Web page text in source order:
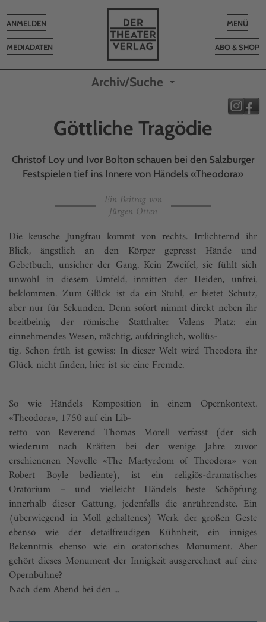
Toggle
MENÜ
ABO & SHOP
MEDIADATEN
Toggle
navigation
ANMELDEN
Archiv/Suche
Göttliche Tragödie
Christof Loy und Ivor Bolton schauen bei den Salzburger
Festspielen tief ins Innere von Händels «Theodora»
Ein Beitrag von
Jürgen Otten
Die keusche Jungfrau kommt von rechts. Irrlichternd ihr
Blick, ängstlich an den Körper gepresst Hände und
Gebetbuch, unsicher der Gang. Kein Zweifel, sie fühlt sich
unwohl in diesem Umfeld, inmitten der Heiden, unfrei,
beklommen. Zum Glück ist da ein Stuhl, er bietet Schutz,
aber nur für Sekunden. Denn sofort nimmt direkt neben ihr
breitbeinig der römische Statthalter Valens Platz: ein
einnehmendes Wesen, mächtig, aufdringlich, wollüs-
tig. Schon früh ist gewiss: In dieser Welt wird Theodora ihr
Glück nicht finden, hier ist sie eine Fremde.
So wie Händels Komposition in einem Opernkontext.
«Theodora», 1750 auf ein Lib-
retto von Reverend Thomas Morell verfasst (der sich
wiederum nach Kräften bei der wenige Jahre zuvor
erschienenen Novelle «The Martyrdom of Theodora» von
Robert Boyle bediente), ist ein religiös-dramatisches
Oratorium – und vielleicht Händels beste Schöpfung
innerhalb dieser Gattung, jedenfalls die anrührendste. Ein
(überwiegend in Moll gehaltenes) Werk der großen Geste
ebenso wie der detailfreudigen Kühnheit, ein inniges
Bekenntnis ebenso wie ein oratorisches Monument. Aber
gehört dieses Monument der Innigkeit ausgerechnet auf eine
Opernbühne?
Nach dem Abend bei den ...